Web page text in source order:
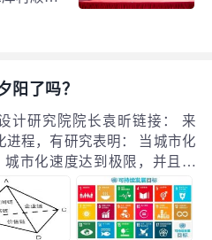
区长王
金山区
项目设
村民共
工。
阳了吗？
计研究院院长袁昕链接： 来
进程，有研究表明： 当城市化
城市化速度达到极限，并且以
速。2011年，中国内地城市
当一部分人口是半城市化状
50%，但考虑中国未来城市化